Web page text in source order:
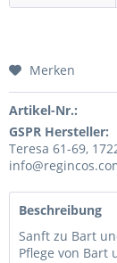
Merken
Artikel-Nr.:
GSPR Hersteller:
Teresa 61-69,
Beschreibung
Sanft zu Bart
Pflege von Bart